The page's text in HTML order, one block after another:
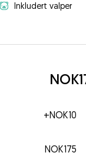
Inkludert valper
+NOK10
NOK175